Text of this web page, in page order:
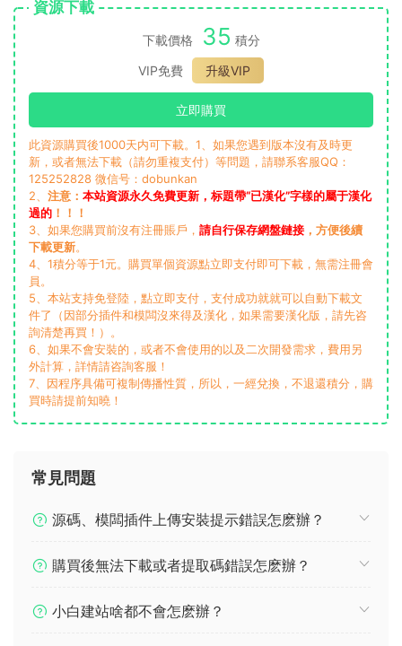
資源下載
下載價格 35 積分
VIP免費
升級VIP
立即購買
此資源購買後1000天内可下載。1、如果您遇到版本沒有及時更
新，或者無法下載（請勿重複支付）等問題，請聯系客服QQ：
125252828 微信号：dobunkan
2、 注意： 本站資源永久免費更新，标題帶“已漢化”字樣的屬于漢化
過的 ！！！
3、如果您購買前沒有注冊賬戶， 請自行保存網盤鏈接 ，方便後續
下載更新。
4、1積分等于1元。購買單個資源點立即支付即可下載，無需注冊會
員。
5、本站支持免登陸，點立即支付，支付成功就就可以自動下載文
件了（因部分插件和模闆沒來得及漢化，如果需要漢化版，請先咨
詢清楚再買！）。
6、如果不會安裝的，或者不會使用的以及二次開發需求，費用另
外計算，詳情請咨詢客服！
7、因程序具備可複制傳播性質，所以，一經兌換，不退還積分，購
買時請提前知曉！
常見問題
源碼、模闆插件上傳安裝提示錯誤怎麽辦？
購買後無法下載或者提取碼錯誤怎麽辦？
小白建站啥都不會怎麽辦？